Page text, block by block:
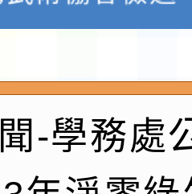
正盃決賽暨國
明用，防疫
件活動
教案入校路
教師研習
22日(星期六
-學務處